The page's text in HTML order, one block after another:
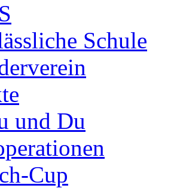
Schule
und Du
Cup